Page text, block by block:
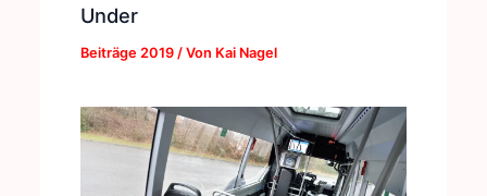
Under
Beiträge 2019/ Von Kai Nagel